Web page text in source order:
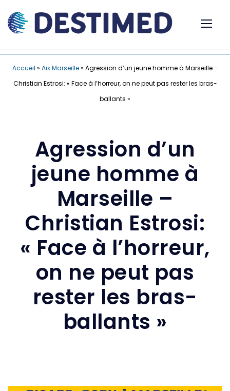
Accueil » Aix Marseille» Agression d’un jeune homme à Marseille –
Christian Estrosi: « Face à l’horreur, on ne peut pas rester les bras-
ballants »
Agression d’un
jeune homme à
Marseille –
Christian Estrosi:
« Face à l’horreur,
on ne peut pas
rester les bras-
ballants »